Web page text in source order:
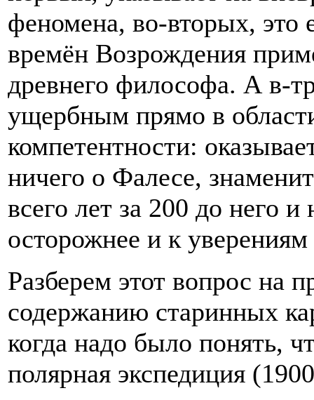
феномена, во-вторых, это
времён Возрождения
древнего философа. А в-
ущербным прямо в
компетентности:
ничего о Фалесе,
всего лет за 200 до него
осторожнее и к
Разберем этот вопрос на
содержанию старинных
когда надо было понять,
полярная экспедиция